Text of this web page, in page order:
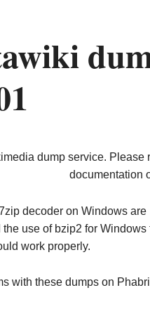
dump service. Please
documentation
decoder on Windows
use of bzip2 for
work properly.
with these dumps on